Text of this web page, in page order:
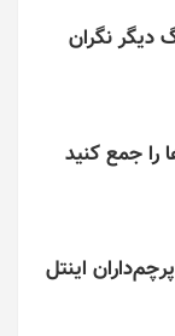
نگران
تراشه اسنپدراگون X Elite پرچم‌داران اینتل